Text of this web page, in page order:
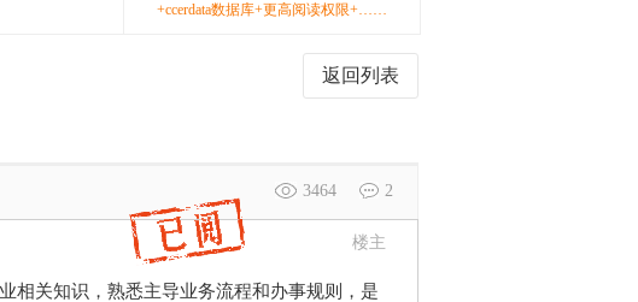
+ccerdata数据库+更高阅读权限+……
返回列表
3464 2
楼主
相关知识，熟悉主导业务流程和办事规则，是